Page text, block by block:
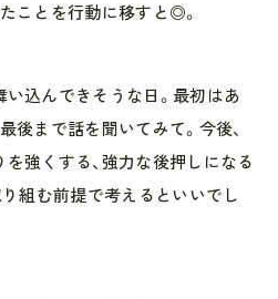
ことを行動に移すと◎。
込んできそうな日。最初はあ
後まで話を聞いてみて。今後、
強くする、強力な後押しになる
組む前提で考えるといいでし